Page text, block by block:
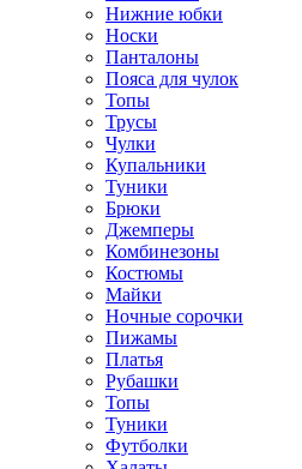
Нижние юбки
Носки
Панталоны
Поясa для чулок
Топы
Трусы
Чулки
Купальники
Туники
Брюки
Джемперы
Комбинезоны
Костюмы
Майки
Ночные сорочки
Пижамы
Платья
Рубашки
Топы
Туники
Футболки